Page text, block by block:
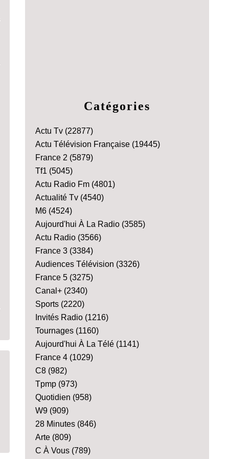
Catégories
Actu Tv (22877)
Actu Télévision Française (19445)
France 2 (5879)
Tf1 (5045)
Actu Radio Fm (4801)
Actualité Tv (4540)
M6 (4524)
Aujourd'hui À La Radio (3585)
Actu Radio (3566)
France 3 (3384)
Audiences Télévision (3326)
France 5 (3275)
Canal+ (2340)
Sports (2220)
Invités Radio (1216)
Tournages (1160)
Aujourd'hui À La Télé (1141)
France 4 (1029)
C8 (982)
Tpmp (973)
Quotidien (958)
W9 (909)
28 Minutes (846)
Arte (809)
C À Vous (789)